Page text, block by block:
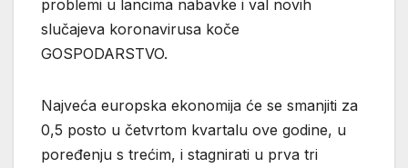
problemi u lancima nabavke i val novih
slučajeva koronavirusa koče
GOSPODARSTVO.
Najveća europska ekonomija će se smanjiti za
0,5 posto u četvrtom kvartalu ove godine, u
poređenju s trećim, i stagnirati u prva tri